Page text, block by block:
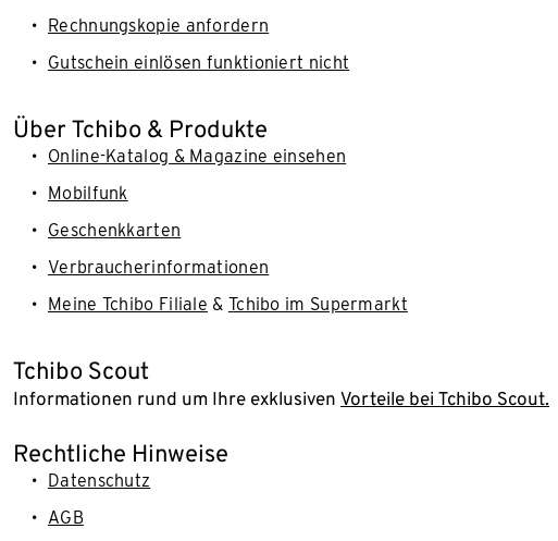
Rechnungskopie anfordern
Gutschein einlösen funktioniert nicht
Über Tchibo & Produkte
Online-Katalog & Magazine einsehen
Mobilfunk
Geschenkkarten
Verbraucherinformationen
Meine Tchibo Filiale & Tchibo im Supermarkt
Tchibo Scout
Informationen rund um Ihre exklusiven Vorteile bei Tchibo Scout.
Rechtliche Hinweise
Datenschutz
AGB